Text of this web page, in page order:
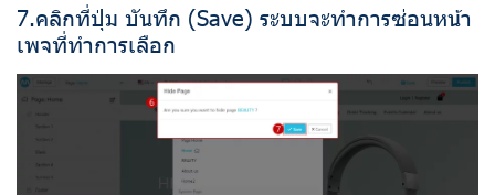
7.คลิกที่ปุ่ม บันทึก (Save) ระบบจะทำการซ่อนหน้า
เพจที่ทำการเลือก